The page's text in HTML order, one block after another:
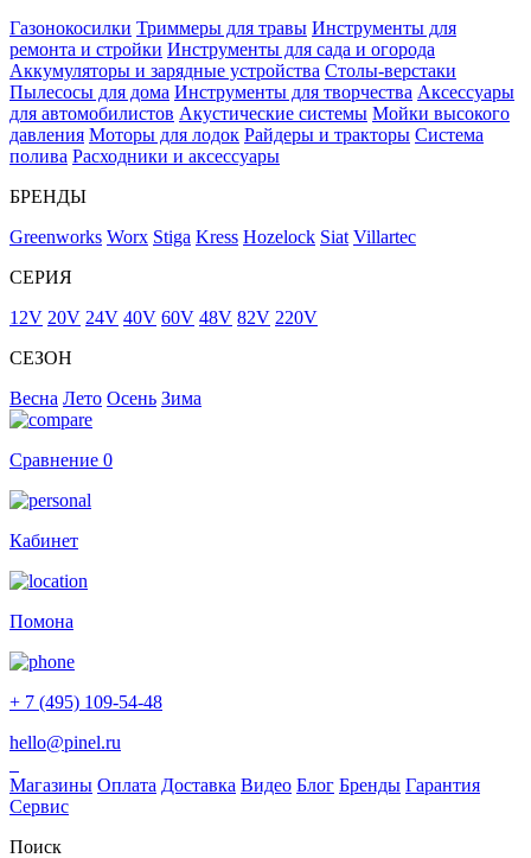
Газонокосилки Триммеры для травы Инструменты для
ремонта и стройки Инструменты для сада и огорода
Аккумуляторы и зарядные устройства Столы-верстаки
Пылесосы для дома Инструменты для творчества Аксессуары
для автомобилистов Акустические системы Мойки высокого
давления Моторы для лодок Райдеры и тракторы Система
полива Расходники и аксессуары
БРЕНДЫ
Greenworks Worx Stiga Kress Hozelock Siat Villartec
СЕРИЯ
12V 20V 24V 40V 60V 48V 82V 220V
СЕЗОН
Весна Лето Осень Зима
Сравнение 0
Кабинет
Помона
+ 7 (495) 109-54-48
hello@pinel.ru
Магазины Оплата Доставка Видео Блог Бренды Гарантия
Сервис
Поиск